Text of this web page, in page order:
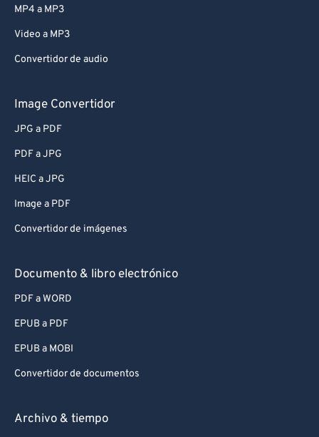
MP4 a MP3
Video a MP3
Convertidor de audio
Image Convertidor
JPG a PDF
PDF a JPG
HEIC a JPG
Image a PDF
Convertidor de imágenes
Documento & libro electrónico
PDF a WORD
EPUB a PDF
EPUB a MOBI
Convertidor de documentos
Archivo & tiempo